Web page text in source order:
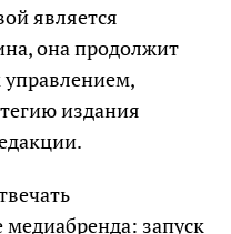
является
она продолжит
издания
медиабренда: запуск